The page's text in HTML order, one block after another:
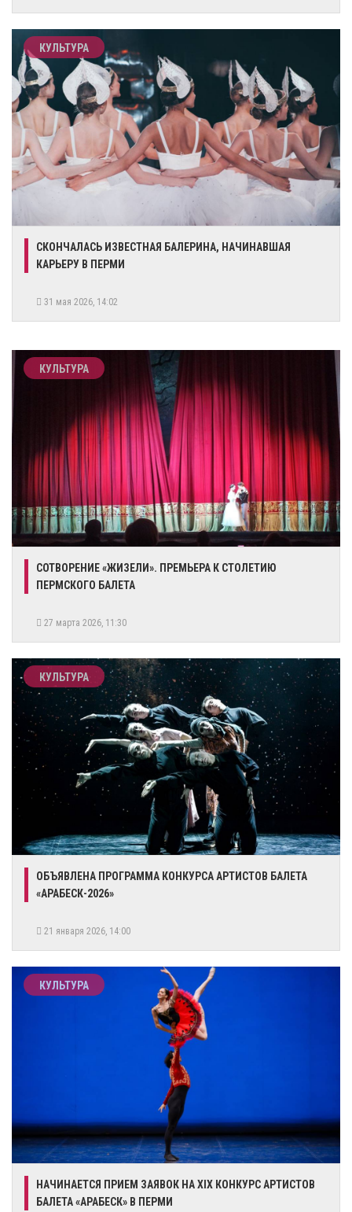
КУЛЬТУРА
СКОНЧАЛАСЬ ИЗВЕСТНАЯ БАЛЕРИНА, НАЧИНАВШАЯ
КАРЬЕРУ В ПЕРМИ
31 мая 2026, 14:02
КУЛЬТУРА
СОТВОРЕНИЕ «ЖИЗЕЛИ». ПРЕМЬЕРА К СТОЛЕТИЮ
ПЕРМСКОГО БАЛЕТА
27 марта 2026, 11:30
КУЛЬТУРА
ОБЪЯВЛЕНА ПРОГРАММА КОНКУРСА АРТИСТОВ БАЛЕТА
«АРАБЕСК-2026»
21 января 2026, 14:00
КУЛЬТУРА
​НАЧИНАЕТСЯ ПРИЕМ ЗАЯВОК НА ХIХ КОНКУРС АРТИСТОВ
БАЛЕТА «АРАБЕСК» В ПЕРМИ